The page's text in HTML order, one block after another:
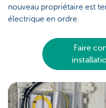
nouveau propriétaire est
électrique en ordre.
Faire